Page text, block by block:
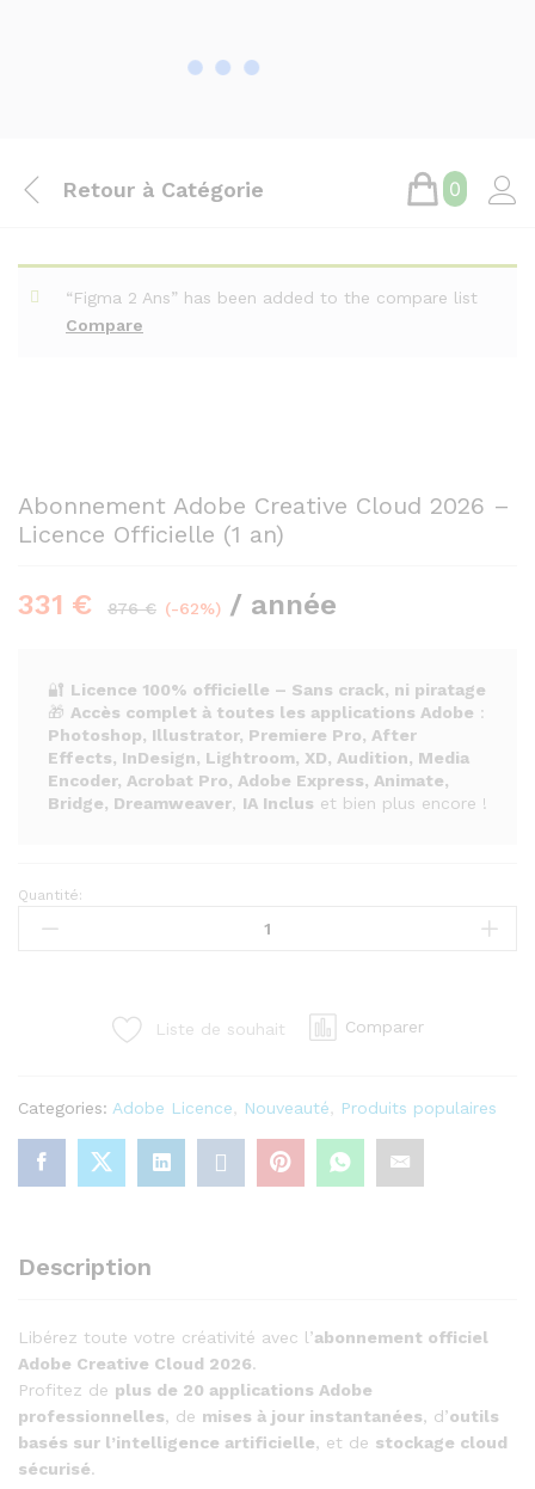
Retour à Catégorie 0
Compare
“Figma 2 Ans” has been added to the compare list
Abonnement Adobe Creative Cloud 2026 –
Licence Officielle (1 an)
331 € 876€ (-62%) / année
🔐 Licence 100% officielle – Sans crack, ni piratage
🎁 Accès complet à toutes les applications Adobe :
Photoshop, Illustrator, Premiere Pro, After
Effects, InDesign, Lightroom, XD, Audition, Media
Encoder, Acrobat Pro, Adobe Express, Animate,
Bridge, Dreamweaver, IA Inclus et bien plus encore !
Abonnement
Adobe
(1
an)
quantity
Quantité:
Liste de souhait Comparer
Categories: Adobe Licence Nouveauté Produits populaires
Description
Libérez toute votre créativité avec l’abonnement officiel
Adobe Creative Cloud 2026.
Profitez de plus de 20 applications Adobe
professionnelles, de mises à jour instantanées, d’outils
basés sur l’intelligence artificielle, et de stockage cloud
sécurisé.